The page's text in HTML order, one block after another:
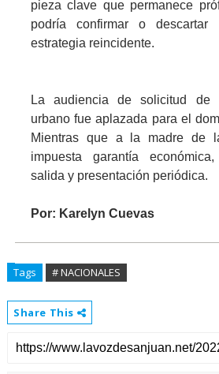
pieza clave que permanece
podría confirmar o
estrategia reincidente.
La audiencia de solicitud de
urbano fue aplazada para el
Mientras que a la madre de
impuesta garantía
salida y presentación periódica.
Por: Karelyn Cuevas
Tags # NACIONALES
Share This